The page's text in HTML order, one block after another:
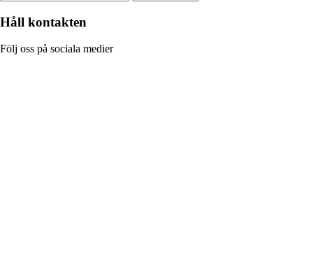
Håll kontakten
Följ oss på sociala medier